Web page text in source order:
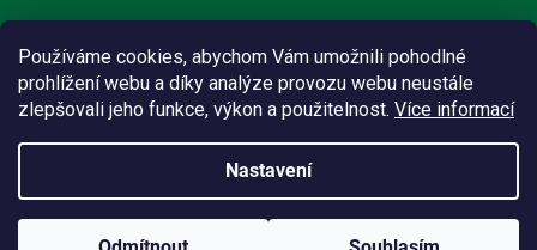
Používáme cookies, abychom Vám umožnili pohodlné
prohlížení webu a díky analýze provozu webu neustále
zlepšovali jeho funkce, výkon a použitelnost. Více informací
Nastavení
Sledujte nás
Vytvořil Shoptet Premium